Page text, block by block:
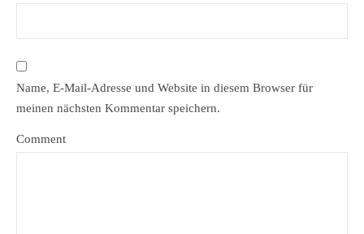
Name, E-Mail-Adresse und Website in diesem Browser für
meinen nächsten Kommentar speichern.
Comment